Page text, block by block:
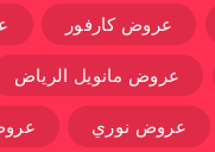
عروض كارفور
عروض مانويل الرياض
عروض نوري